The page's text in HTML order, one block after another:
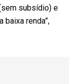
subsídio) e
renda”,